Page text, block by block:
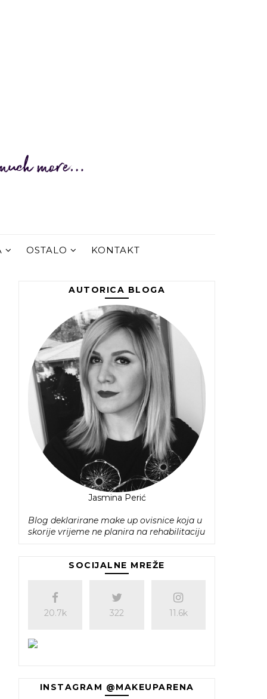
OSTALO KONTAKT
AUTORICA BLOGA
Jasmina Perić
Blog deklarirane make up ovisnice koja u
skorije vrijeme ne planira na rehabilitaciju
SOCIJALNE MREŽE
20.7k 322 11.6k
INSTAGRAM @MAKEUPARENA